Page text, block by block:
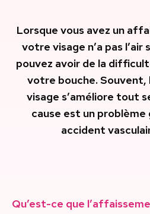
Lorsque vous avez un
votre visage n’a pas
pouvez avoir de la
votre bouche. Souvent,
visage s’améliore tout
cause est un problème
accident
Qu’est-ce que